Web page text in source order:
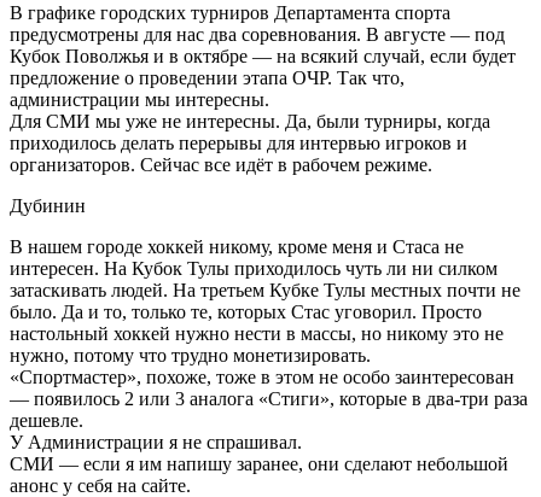
В графике городских турниров Департамента спорта
предусмотрены для нас два соревнования. В августе — под
Кубок Поволжья и в октябре — на всякий случай, если будет
предложение о проведении этапа ОЧР. Так что,
администрации мы интересны.
Для СМИ мы уже не интересны. Да, были турниры, когда
приходилось делать перерывы для интервью игроков и
организаторов. Сейчас все идёт в рабочем режиме.
Дубинин
В нашем городе хоккей никому, кроме меня и Стаса не
интересен. На Кубок Тулы приходилось чуть ли ни силком
затаскивать людей. На третьем Кубке Тулы местных почти не
было. Да и то, только те, которых Стас уговорил. Просто
настольный хоккей нужно нести в массы, но никому это не
нужно, потому что трудно монетизировать.
«Спортмастер», похоже, тоже в этом не особо заинтересован
— появилось 2 или 3 аналога «Стиги», которые в два-три раза
дешевле.
У Администрации я не спрашивал.
СМИ — если я им напишу заранее, они сделают небольшой
анонс у себя на сайте.